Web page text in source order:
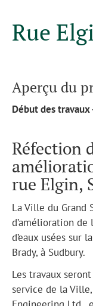
Rue
Aperçu du
Début des
Réfection
rue Elgin,
La Ville du Grand
d’amélioration de
d’eaux usées sur
Brady, à Sudbury.
Les travaux
service de la